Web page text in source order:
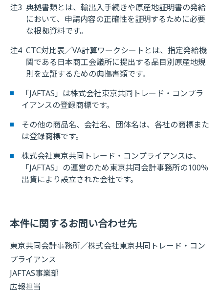
注3 典拠書類とは、輸出入手続きや原産地証明書の発給
において、申請内容の正確性を証明するために必要
な根拠資料です。
注4 CTC対比表／VA計算ワークシートとは、指定発給機
関である日本商工会議所に提出する品目別原産地規
則を立証するための典拠書類です。
「JAFTAS」は株式会社東京共同トレード・コンプラ
イアンスの登録商標です。
その他の商品名、会社名、団体名は、各社の商標また
は登録商標です。
株式会社東京共同トレード・コンプライアンスは、
「JAFTAS」の運営のため東京共同会計事務所の100％
出資により設立された会社です。
本件に関するお問い合わせ先
東京共同会計事務所／株式会社東京共同トレード・コン
プライアンス
JAFTAS事業部
広報担当